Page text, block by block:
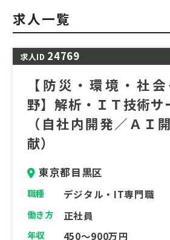
求人一覧
求人ID 24769
【防災・環境・社
野】解析・ＩＴ技術サ
（自社内開発／ＡＩ
献）
東京都目黒区
職種 デジタル・IT専門職
働き方 正社員
年収
450～900万円